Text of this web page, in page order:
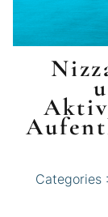
Categories :